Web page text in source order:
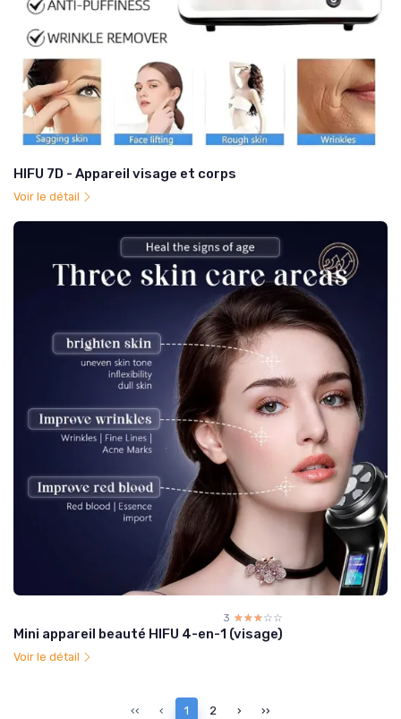
HIFU 7D - Appareil visage et corps
Voir le détail
3 ☆☆☆☆☆
★★★★★
Mini appareil beauté HIFU 4-en-1 (visage)
Voir le détail
‹‹ ‹ 1 2 › ››